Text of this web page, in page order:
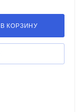
В КОРЗИНУ